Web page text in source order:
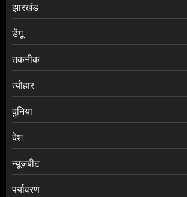
झारखंड
डेंगू
तकनीक
त्योहार
दुनिया
देश
न्यूज़बीट
पर्यावरण